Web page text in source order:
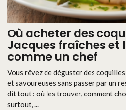
Où acheter des
Jacques fraîches et
comme un chef
Vous rêvez de déguster des
et savoureuses sans passer par un
dit tout : où les trouver, comment
surtout, ...